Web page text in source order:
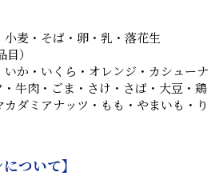
麦・そば・卵・乳・落花生
）
いか・いくら・オレンジ・カシューナ
・牛肉・ごま・さけ・さば・大豆・鶏
ダミアナッツ・もも・やまいも・り
ついて】